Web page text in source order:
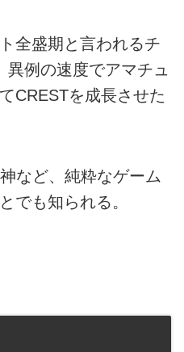
全盛期と言われるチ
異例の速度でアマチュ
CRESTを成長させた
など、純粋なゲーム
でも知られる。